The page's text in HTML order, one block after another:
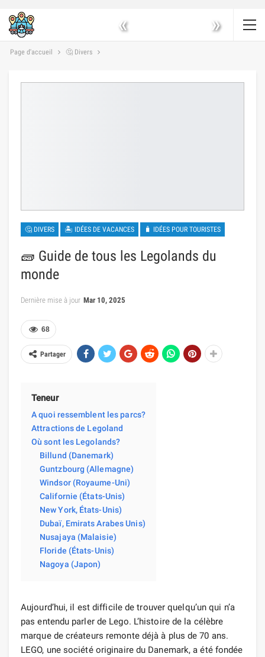
« »
Page d'accueil 🤔 Divers
🤔 DIVERS 🏝 IDÉES DE VACANCES 🧳 IDÉES POUR TOURISTES
🧱 Guide de tous les Legolands du
monde
Dernière mise à jour Mar 10, 2025
68
Partager
Teneur
A quoi ressemblent les parcs?
Attractions de Legoland
Où sont les Legolands?
Billund (Danemark)
Guntzbourg (Allemagne)
Windsor (Royaume-Uni)
Californie (États-Unis)
New York, États-Unis)
Dubaï, Emirats Arabes Unis)
Nusajaya (Malaisie)
Floride (États-Unis)
Nagoya (Japon)
Aujourd’hui, il est difficile de trouver quelqu’un qui n’a
pas entendu parler de Lego. L’histoire de la célèbre
marque de créateurs remonte déjà à plus de 70 ans.
LEGO, une société originaire du Danemark, a été fondée